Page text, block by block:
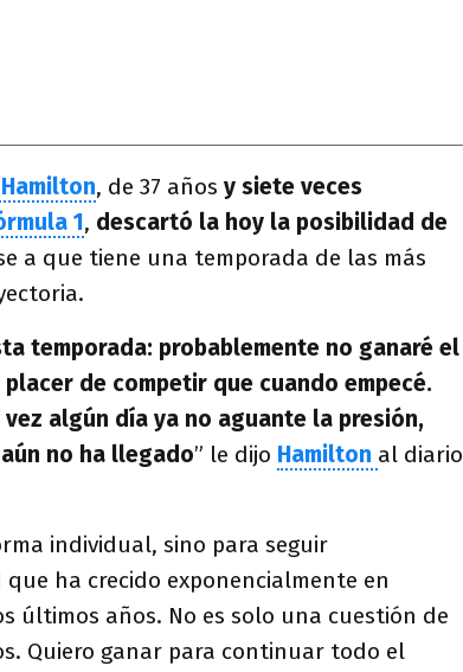
, de 37 años y siete veces
1, descartó la hoy la posibilidad de
a que tiene una temporada de las más
temporada: probablemente no ganaré el
de competir que cuando empecé.
algún día ya no aguante la presión,
no ha llegado” le dijo Hamilton al diario
individual, sino para seguir
ha crecido exponencialmente en
últimos años. No es solo una cuestión de
Quiero ganar para continuar todo el